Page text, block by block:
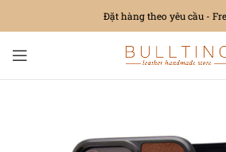
Đặt hàng theo yêu cầu -